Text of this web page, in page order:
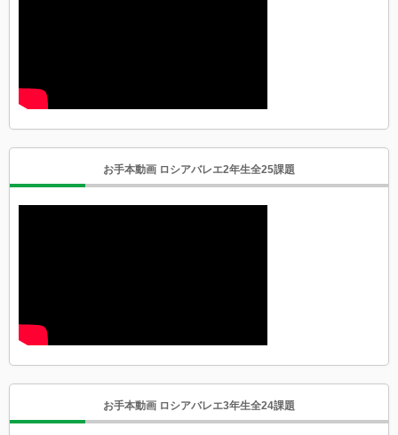
お手本動画 ロシアバレエ2年生全25課題
お手本動画 ロシアバレエ3年生全24課題